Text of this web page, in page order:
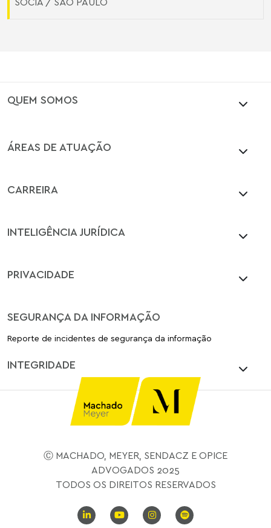
QUEM SOMOS
ÁREAS DE ATUAÇÃO
CARREIRA
INTELIGÊNCIA JURÍDICA
PRIVACIDADE
SEGURANÇA DA INFORMAÇÃO
Reporte de incidentes de segurança da informação
INTEGRIDADE
Ⓒ MACHADO, MEYER, SENDACZ E OPICE
ADVOGADOS 2025
TODOS OS DIREITOS RESERVADOS